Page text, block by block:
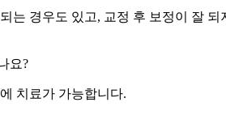
경우도 있고, 교정 후 보정이 잘
요?
치료가 가능합니다.